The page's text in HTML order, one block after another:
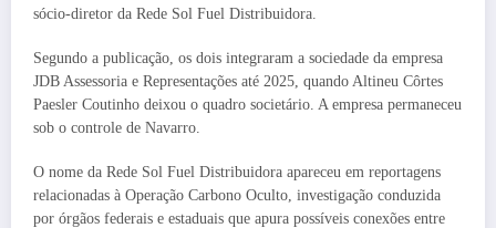
sócio-diretor da Rede Sol Fuel Distribuidora.
Segundo a publicação, os dois integraram a sociedade da empresa
JDB Assessoria e Representações até 2025, quando Altineu Côrtes
Paesler Coutinho deixou o quadro societário. A empresa permaneceu
sob o controle de Navarro.
O nome da Rede Sol Fuel Distribuidora apareceu em reportagens
relacionadas à Operação Carbono Oculto, investigação conduzida
por órgãos federais e estaduais que apura possíveis conexões entre